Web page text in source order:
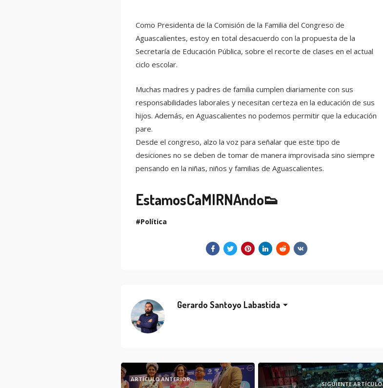
Como Presidenta de la Comisión de la Familia del Congreso de
Aguascalientes, estoy en total desacuerdo con la propuesta de la
Secretaría de Educación Pública, sobre el recorte de clases en el actual
ciclo escolar.
Muchas madres y padres de familia cumplen diariamente con sus
responsabilidades laborales y necesitan certeza en la educación de sus
hijos. Además, en Aguascalientes no podemos permitir que la educación
pare.
Desde el congreso, alzo la voz para señalar que este tipo de
desiciones no se deben de tomar de manera improvisada sino siempre
pensando en la niñas, niños y familias de Aguascalientes.
EstamosCaMIRNAndo👟
Política
Gerardo Santoyo Labastida
ARTÍCULO ANTERIOR
SIGUIENTE ARTÍCULO